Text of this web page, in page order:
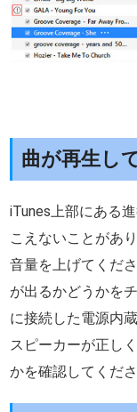
曲が再生し
iTunes上部にある
こえないことがあ
音量を上げてくだ
が出るかどうかを
に接続した電源内
スピーカーが正し
かを確認してくださ